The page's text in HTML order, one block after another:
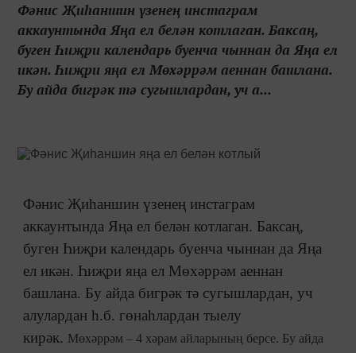
Фәнис Җиһаншин үзенең инстаграм
аккаунтында Яңа ел белән котлаган. Баксаң,
буген Һиҗри календарь буенча чыннан да Яңа ел
икән. Һиҗри яңа ел Мөхәррәм аеннан башлана.
Бу айда бигрәк тә сугышлардан, уч а...
Фәнис Җиһаншин үзенең инстаграм
аккаунтында Яңа ел белән котлаган. Баксаң,
буген Һиҗри календарь буенча чыннан да Яңа
ел икән. Һиҗри яңа ел Мөхәррәм аеннан
башлана. Бу айда бигрәк тә сугышлардан, уч
алулардан һ.б. гөнаһлардан тыелу
кирәк. Мөхәррәм – 4 хәрам айларының берсе. Бу айда